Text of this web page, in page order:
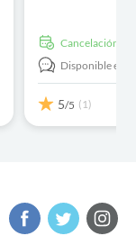
cancelación
Disponible en:
5/5 (1)